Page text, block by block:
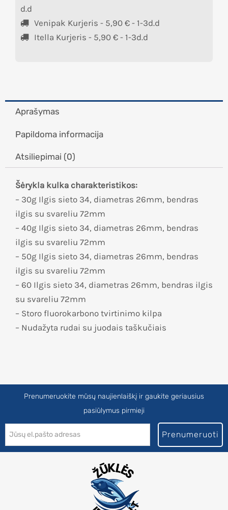
d.d
Venipak Kurjeris - 5,90 € - 1-3d.d
Itella Kurjeris - 5,90 € - 1-3d.d
Aprašymas
Papildoma informacija
Atsiliepimai (0)
Šėrykla kulka charakteristikos:
– 30g Ilgis sieto 34, diametras 26mm, bendras
ilgis su svareliu 72mm
– 40g Ilgis sieto 34, diametras 26mm, bendras
ilgis su svareliu 72mm
– 50g Ilgis sieto 34, diametras 26mm, bendras
ilgis su svareliu 72mm
– 60 Ilgis sieto 34, diametras 26mm, bendras ilgis
su svareliu 72mm
– Storo fluorokarbono tvirtinimo kilpa
– Nudažyta rudai su juodais taškučiais
Prenumeruokite mūsų naujienlaiškį ir gaukite geriausius
pasiūlymus pirmieji
Prenumeruoti